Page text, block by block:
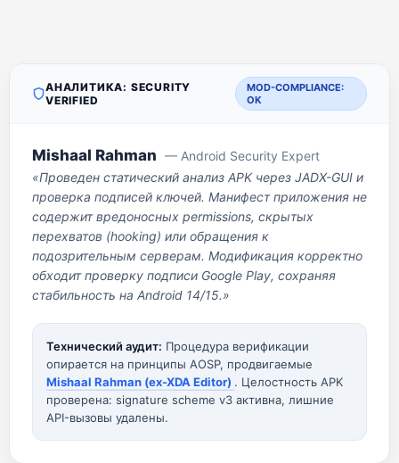
АНАЛИТИКА: SECURITY
VERIFIED
MOD-COMPLIANCE:
OK
Mishaal Rahman — Android Security Expert
«Проведен статический анализ APK через JADX-GUI и
проверка подписей ключей. Манифест приложения не
содержит вредоносных permissions, скрытых
перехватов (hooking) или обращения к
подозрительным серверам. Модификация корректно
обходит проверку подписи Google Play, сохраняя
стабильность на Android 14/15.»
Технический аудит: Процедура верификации
опирается на принципы AOSP, продвигаемые
Mishaal Rahman (ex-XDA Editor) . Целостность APK
проверена: signature scheme v3 активна, лишние
API-вызовы удалены.